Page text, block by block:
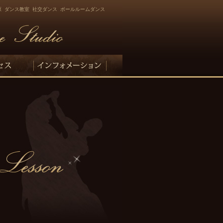
ダンス教室 社交ダンス ボールルームダンス